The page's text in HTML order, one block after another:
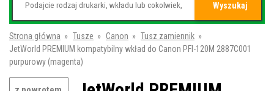
Wyszukaj
Strona główna » Tusze » Canon » Tusz zamiennik »
JetWorld PREMIUM kompatybilny wkład do Canon PFI-120M 2887C001
purpurowy (magenta)